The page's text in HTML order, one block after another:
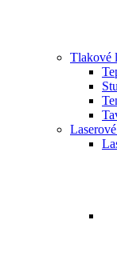
Tlakové